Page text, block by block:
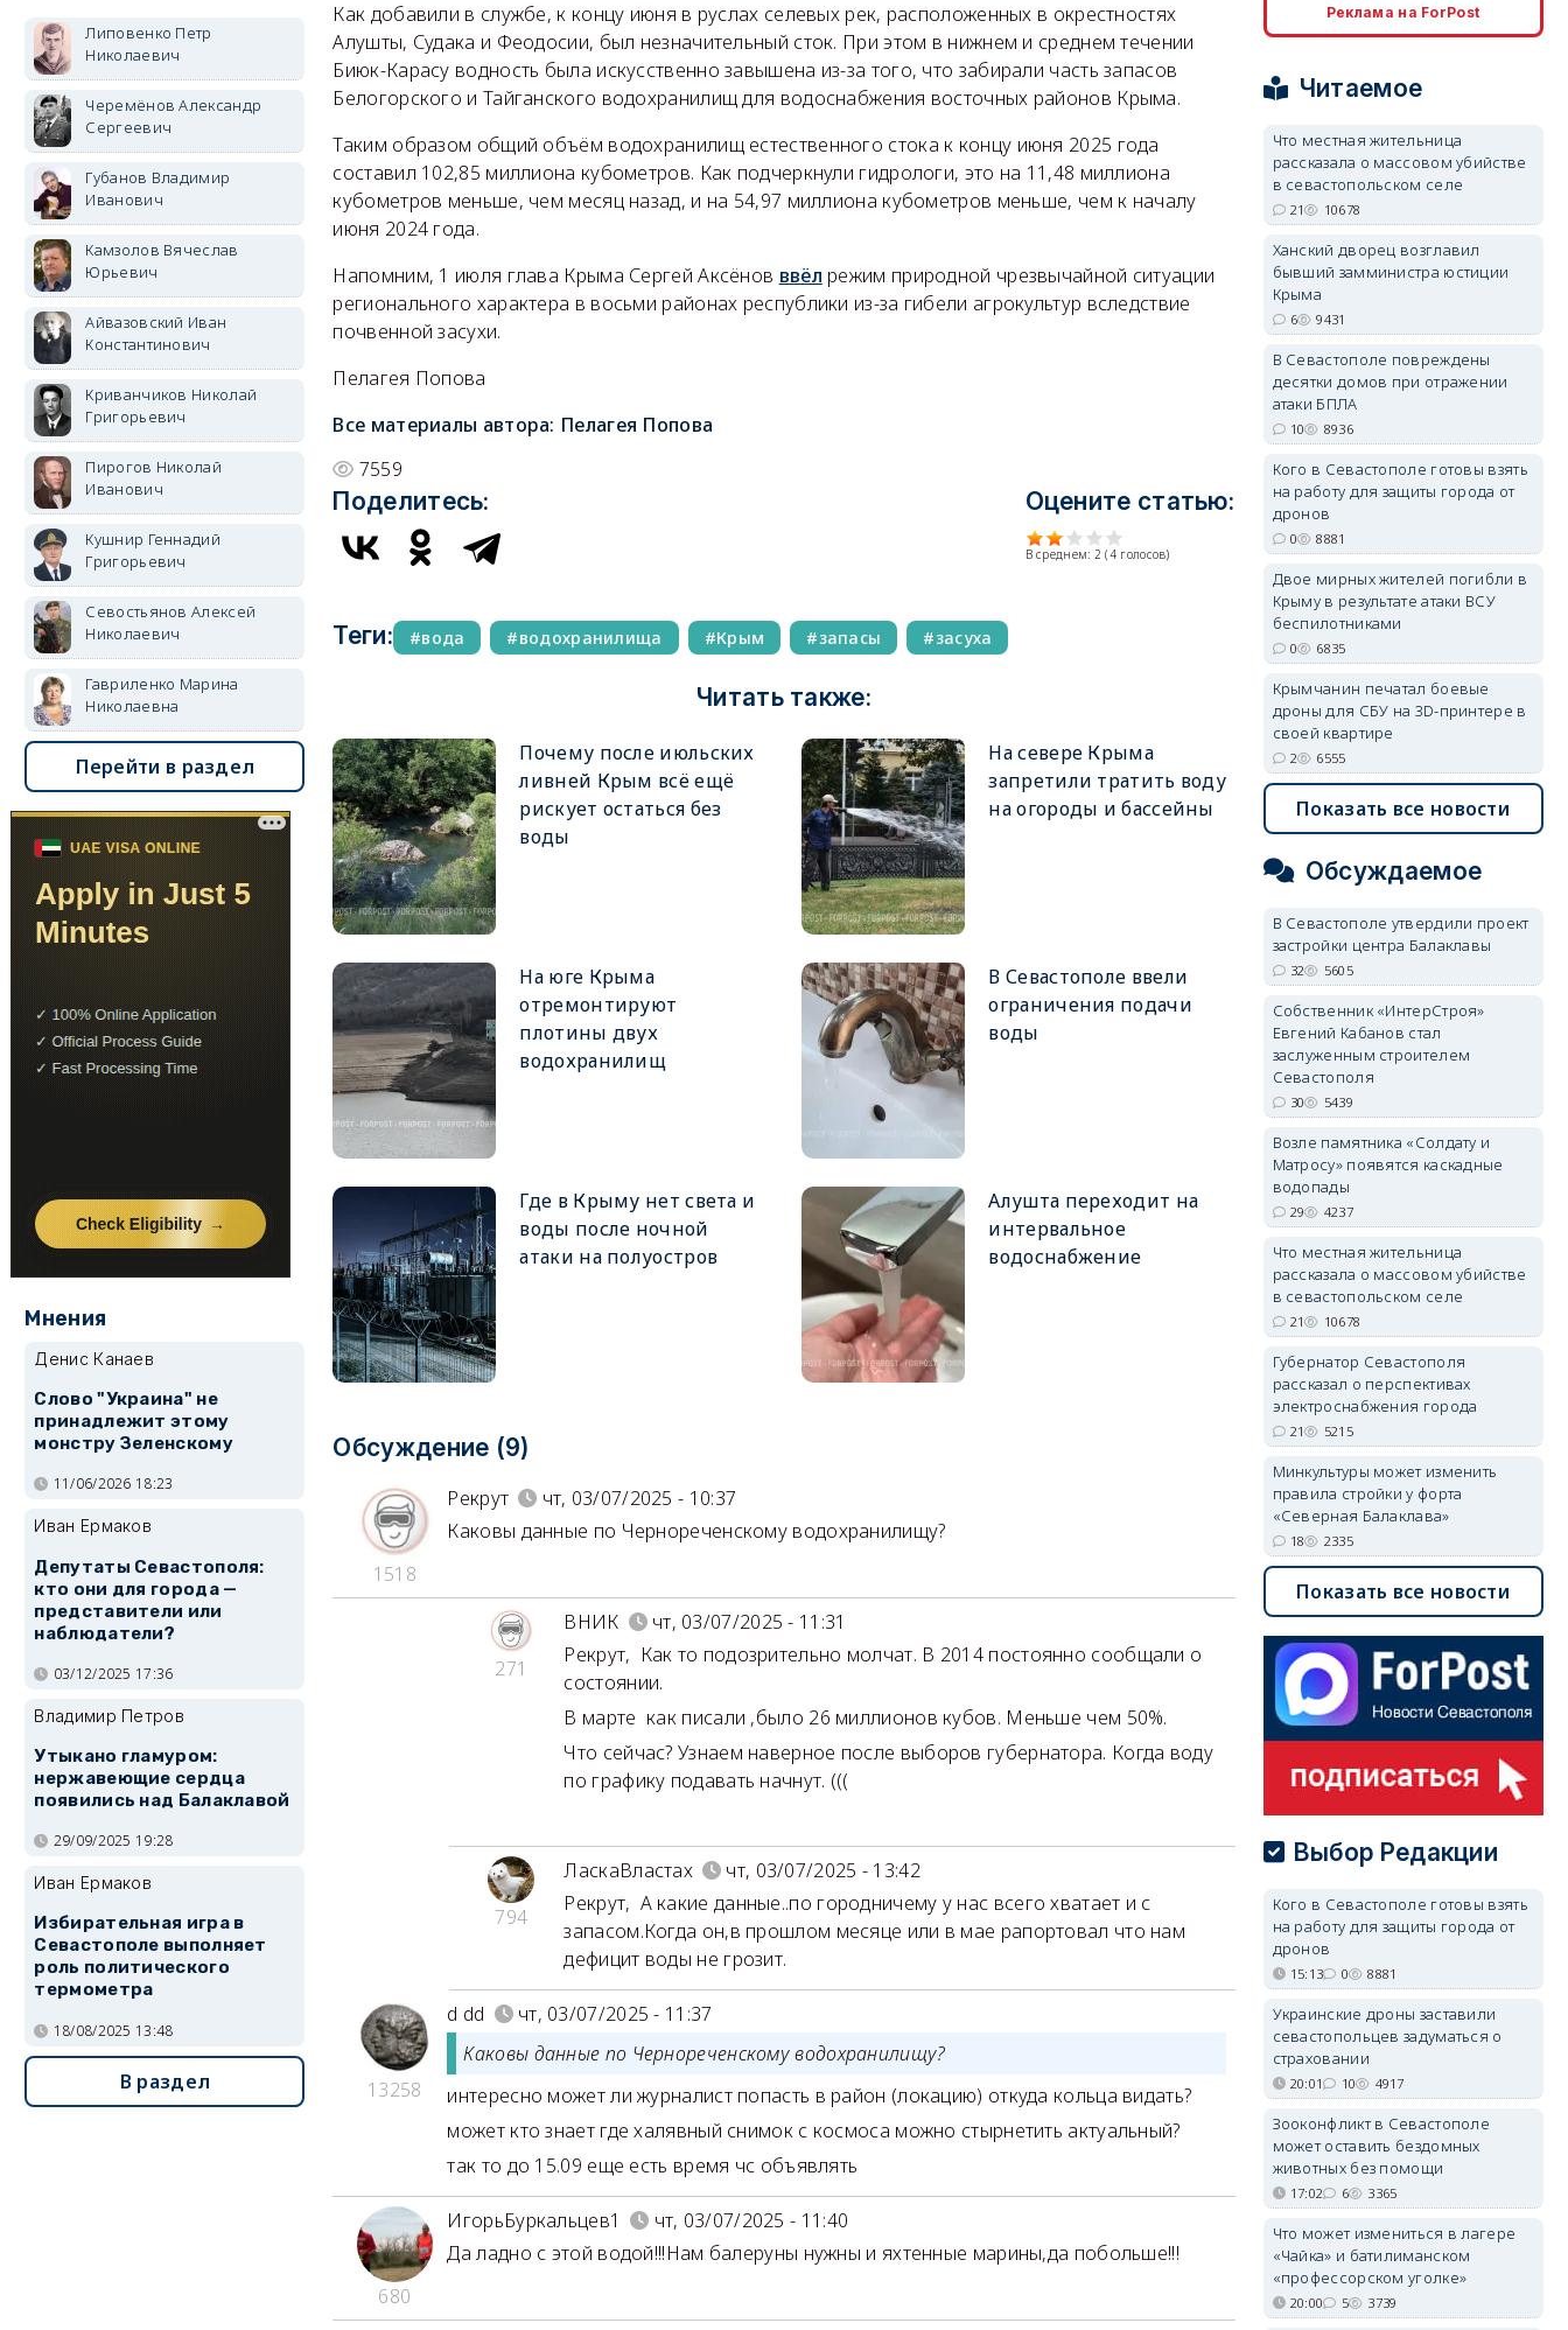
Как добавили в службе, к концу июня в руслах селевых рек, расположенных в окрестностях
Алушты, Судака и Феодосии, был незначительный сток. При этом в нижнем и среднем течении
Биюк-Карасу водность была искусственно завышена из-за того, что забирали часть запасов
Белогорского и Тайганского водохранилищ для водоснабжения восточных районов Крыма.
Таким образом общий объём водохранилищ естественного стока к концу июня 2025 года
составил 102,85 миллиона кубометров. Как подчеркнули гидрологи, это на 11,48 миллиона
кубометров меньше, чем месяц назад, и на 54,97 миллиона кубометров меньше, чем к началу
июня 2024 года.
Напомним, 1 июля глава Крыма Сергей Аксёнов ввёл режим природной чрезвычайной ситуации
регионального характера в восьми районах республики из-за гибели агрокультур вследствие
почвенной засухи.
Пелагея Попова
Все материалы автора: Пелагея Попова
7559
Поделитесь: Оцените статью:
В среднем: 2 (4 голосов)
Теги: вода водохранилища Крым запасы засуха
Читать также:
Почему после июльских
ливней Крым всё ещё
рискует остаться без
воды
На севере Крыма
запретили тратить воду
на огороды и бассейны
На юге Крыма
отремонтируют
плотины двух
водохранилищ
В Севастополе ввели
ограничения подачи
воды
Где в Крыму нет света и
воды после ночной
атаки на полуостров
Алушта переходит на
интервальное
водоснабжение
Обсуждение (9)
1518
Рекрут
чт, 03/07/2025 - 10:37
Каковы данные по Чернореченскому водохранилищу?
271
ВНИК
чт, 03/07/2025 - 11:31
Рекрут, Как то подозрительно молчат. В 2014 постоянно сообщали о
состоянии.
В марте как писали ,было 26 миллионов кубов. Меньше чем 50%.
Что сейчас? Узнаем наверное после выборов губернатора. Когда воду
по графику подавать начнут. (((
794
ЛаскаВластах
чт, 03/07/2025 - 13:42
Рекрут, А какие данные..по городничему у нас всего хватает и с
запасом.Когда он,в прошлом месяце или в мае рапортовал что нам
дефицит воды не грозит.
13258
d dd
чт, 03/07/2025 - 11:37
Каковы данные по Чернореченскому водохранилищу?
интересно может ли журналист попасть в район (локацию) откуда кольца видать?
может кто знает где халявный снимок с космоса можно стырнетить актуальный?
так то до 15.09 еще есть время чс объявлять
680
ИгорьБуркальцев1
чт, 03/07/2025 - 11:40
Да ладно с этой водой!!!Нам балеруны нужны и яхтенные марины,да побольше!!!
Липовенко Петр
Николаевич
Черемёнов Александр
Сергеевич
Губанов Владимир
Иванович
Камзолов Вячеслав
Юрьевич
Айвазовский Иван
Константинович
Криванчиков Николай
Григорьевич
Пирогов Николай
Иванович
Кушнир Геннадий
Григорьевич
Севостьянов Алексей
Николаевич
Гавриленко Марина
Николаевна
Перейти в раздел
Мнения
Денис Канаев
Слово "Украина" не
принадлежит этому
монстру Зеленскому
11/06/2026 18:23
Иван Ермаков
Депутаты Севастополя:
кто они для города —
представители или
наблюдатели?
03/12/2025 17:36
Владимир Петров
Утыкано гламуром:
нержавеющие сердца
появились над Балаклавой
29/09/2025 19:28
Иван Ермаков
Избирательная игра в
Севастополе выполняет
роль политического
термометра
18/08/2025 13:48
В раздел
erid: 2SDnjcrDNw6
erid: 2SDnjdPjgYS
erid: 2SDnjdvhGXG
Реклама на ForPost
Читаемое
Что местная жительница
рассказала о массовом убийстве
в севастопольском селе
21 10678
Ханский дворец возглавил
бывший замминистра юстиции
Крыма
6 9431
В Севастополе повреждены
десятки домов при отражении
атаки БПЛА
10 8936
Кого в Севастополе готовы взять
на работу для защиты города от
дронов
0 8881
Двое мирных жителей погибли в
Крыму в результате атаки ВСУ
беспилотниками
0 6835
Крымчанин печатал боевые
дроны для СБУ на 3D-принтере в
своей квартире
2 6555
Показать все новости
Обсуждаемое
В Севастополе утвердили проект
застройки центра Балаклавы
32 5605
Собственник «ИнтерСтроя»
Евгений Кабанов стал
заслуженным строителем
Севастополя
30 5439
Возле памятника «Солдату и
Матросу» появятся каскадные
водопады
29 4237
Что местная жительница
рассказала о массовом убийстве
в севастопольском селе
21 10678
Губернатор Севастополя
рассказал о перспективах
электроснабжения города
21 5215
Минкультуры может изменить
правила стройки у форта
«Северная Балаклава»
18 2335
Показать все новости
Выбор Редакции
Кого в Севастополе готовы взять
на работу для защиты города от
дронов
15:13 0 8881
Украинские дроны заставили
севастопольцев задуматься о
страховании
20:01 10 4917
Зооконфликт в Севастополе
может оставить бездомных
животных без помощи
17:02 6 3365
Что может измениться в лагере
«Чайка» и батилиманском
«профессорском уголке»
20:00 5 3739